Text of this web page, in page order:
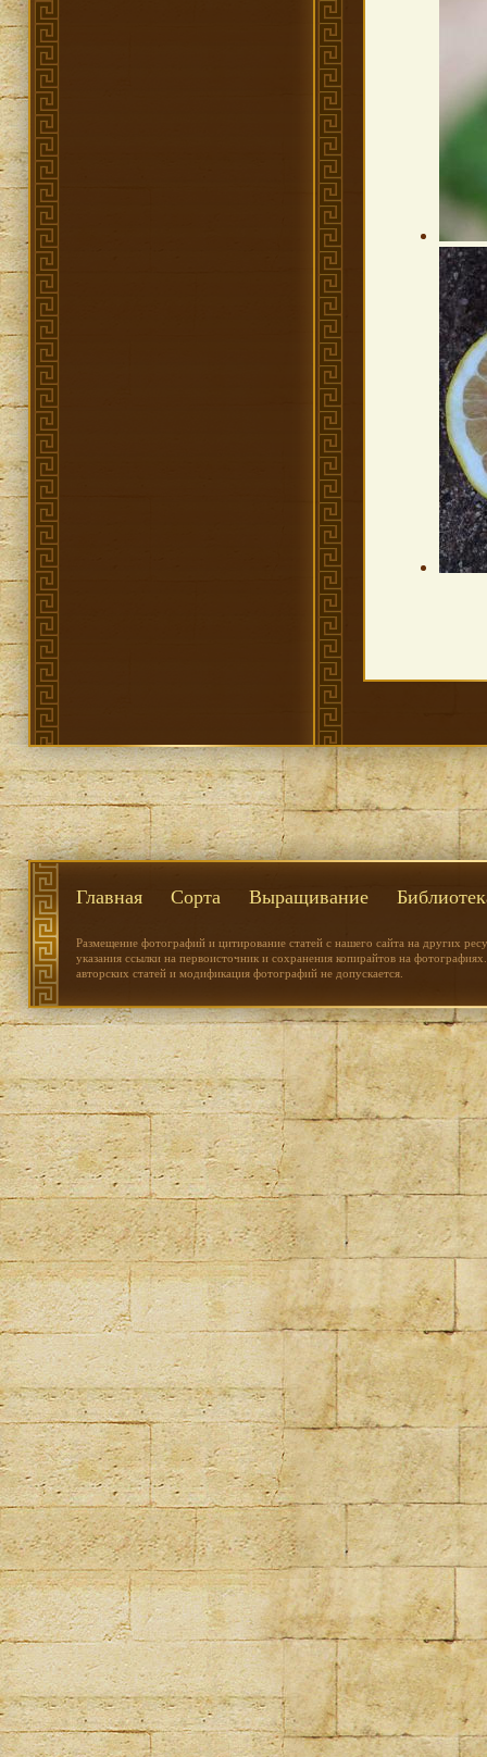
Главная Сорта Выращивание
Размещение фотографий и цитирование статей с нашего сайта на других
указания ссылки на первоисточник и сохранения копирайтов на
авторских статей и модификация фотографий не допускается.